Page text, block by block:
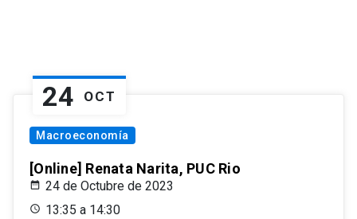
24 OCT
Macroeconomía
[Online] Renata Narita, PUC Rio
24 de Octubre de 2023
13:35 a 14:30